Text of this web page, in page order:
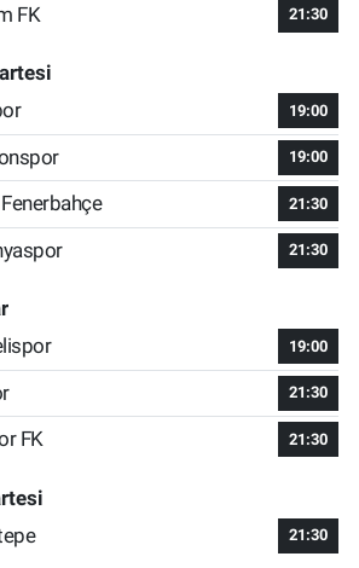
FK
21:30
19:00
19:00
21:30
21:30
19:00
21:30
FK 21:30
21:30